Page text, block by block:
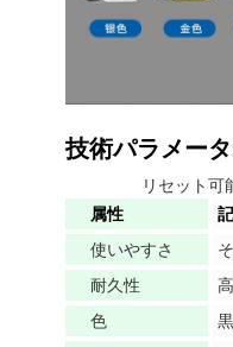
管状の鍵
メタルのスライドドア
スマート水栓
浴室の衛生製品
浴室のシャワーパネル
技術パラメー
リセット可
属性
使いやすさ
耐久性
色